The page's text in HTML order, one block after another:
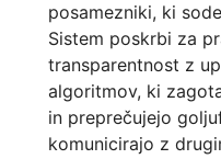
posamezniki, ki
Sistem poskrbi za
transparentnost z
algoritmov, ki
in preprečujejo
komunicirajo z